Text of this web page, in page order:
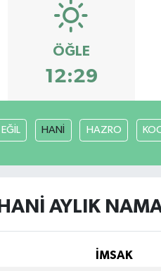
ÖĞLE
12:29
EĞİL HANİ HAZRO
HANİ AYLIK
İMSAK